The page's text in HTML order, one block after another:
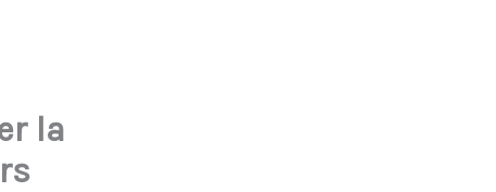
la